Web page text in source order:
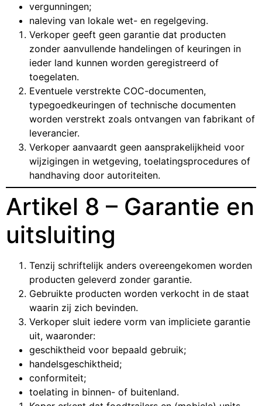
vergunningen;
naleving van lokale wet- en regelgeving.
Verkoper geeft geen garantie dat producten
zonder aanvullende handelingen of keuringen in
ieder land kunnen worden geregistreerd of
toegelaten.
Eventuele verstrekte COC-documenten,
typegoedkeuringen of technische documenten
worden verstrekt zoals ontvangen van fabrikant of
leverancier.
Verkoper aanvaardt geen aansprakelijkheid voor
wijzigingen in wetgeving, toelatingsprocedures of
handhaving door autoriteiten.
Artikel 8 – Garantie en
uitsluiting
Tenzij schriftelijk anders overeengekomen worden
producten geleverd zonder garantie.
Gebruikte producten worden verkocht in de staat
waarin zij zich bevinden.
Verkoper sluit iedere vorm van impliciete garantie
uit, waaronder:
geschiktheid voor bepaald gebruik;
handelsgeschiktheid;
conformiteit;
toelating in binnen- of buitenland.